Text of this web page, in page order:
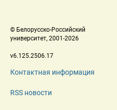
© Белорусско-Российский
университет, 2001-2026
v6.125.2506.17
Контактная информация
RSS новости